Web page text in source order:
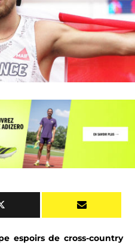
espoirs de cross-country